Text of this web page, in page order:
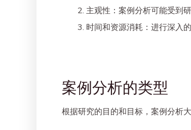
主观性 ：案例分析可能受到
时间和资源消耗 ：进行深入
案例分析的类型
根据研究的目的和目标，案例分析